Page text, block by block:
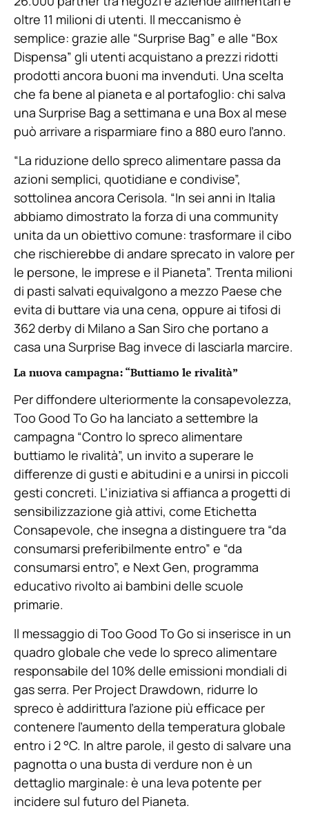
oltre 11 milioni di utenti. Il meccanismo è
semplice: grazie alle “Surprise Bag” e alle “Box
Dispensa” gli utenti acquistano a prezzi ridotti
prodotti ancora buoni ma invenduti. Una scelta
che fa bene al pianeta e al portafoglio: chi salva
una Surprise Bag a settimana e una Box al mese
può arrivare a risparmiare fino a 880 euro l’anno.
“La riduzione dello spreco alimentare passa da
azioni semplici, quotidiane e condivise”,
sottolinea ancora Cerisola. “In sei anni in Italia
abbiamo dimostrato la forza di una community
unita da un obiettivo comune: trasformare il cibo
che rischierebbe di andare sprecato in valore per
le persone, le imprese e il Pianeta”. Trenta milioni
di pasti salvati equivalgono a mezzo Paese che
evita di buttare via una cena, oppure ai tifosi di
362 derby di Milano a San Siro che portano a
casa una Surprise Bag invece di lasciarla marcire.
La nuova campagna: “Buttiamo le rivalità”
Per diffondere ulteriormente la consapevolezza,
Too Good To Go ha lanciato a settembre la
campagna “Contro lo spreco alimentare
buttiamo le rivalità”, un invito a superare le
differenze di gusti e abitudini e a unirsi in piccoli
gesti concreti. L’iniziativa si affianca a progetti di
sensibilizzazione già attivi, come Etichetta
Consapevole, che insegna a distinguere tra “da
consumarsi preferibilmente entro” e “da
consumarsi entro”, e Next Gen, programma
educativo rivolto ai bambini delle scuole
primarie.
Il messaggio di Too Good To Go si inserisce in un
quadro globale che vede lo spreco alimentare
responsabile del 10% delle emissioni mondiali di
gas serra. Per Project Drawdown, ridurre lo
spreco è addirittura l’azione più efficace per
contenere l’aumento della temperatura globale
entro i 2 °C. In altre parole, il gesto di salvare una
pagnotta o una busta di verdure non è un
dettaglio marginale: è una leva potente per
incidere sul futuro del Pianeta.